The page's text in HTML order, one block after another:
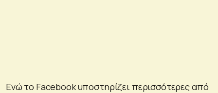
Ενώ το Facebook υποστηρίζει περισσότερες από